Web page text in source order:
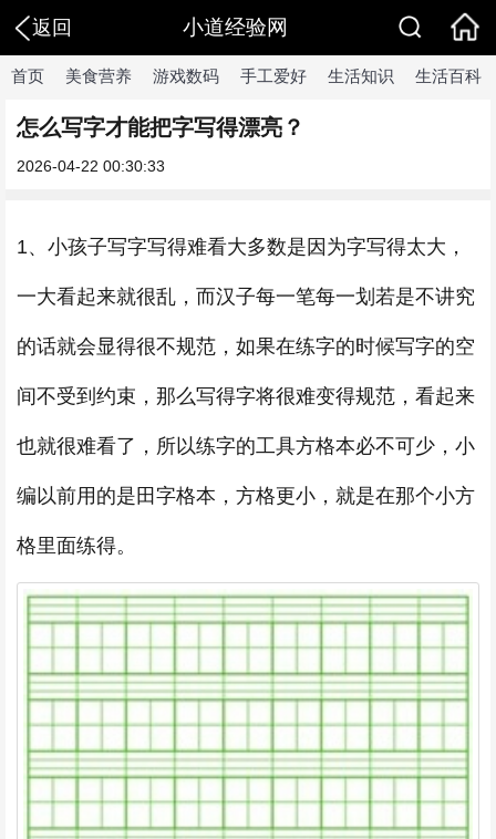
返回 小道经验网
首页 美食营养 游戏数码 手工爱好 生活知识 生活百科
怎么写字才能把字写得漂亮？
2026-04-22 00:30:33
1、小孩子写字写得难看大多数是因为字写得太大，
一大看起来就很乱，而汉子每一笔每一划若是不讲究
的话就会显得很不规范，如果在练字的时候写字的空
间不受到约束，那么写得字将很难变得规范，看起来
也就很难看了，所以练字的工具方格本必不可少，小
编以前用的是田字格本，方格更小，就是在那个小方
格里面练得。